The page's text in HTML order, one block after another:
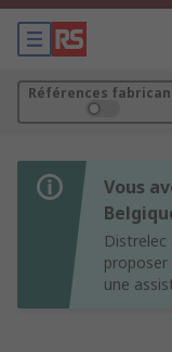
Références
Vous
Distrelec
une